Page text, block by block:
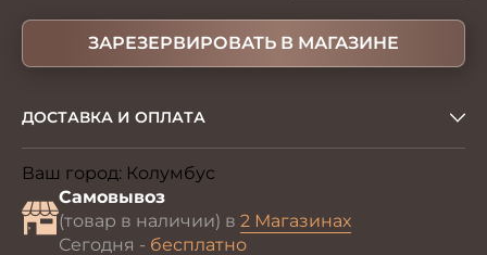
ЗАРЕЗЕРВИРОВАТЬ В МАГАЗИНЕ
ДОСТАВКА И ОПЛАТА
Ваш город: Колумбус
Самовывоз
(товар в наличии) в 2 Магазинах
Сегодня - бесплатно